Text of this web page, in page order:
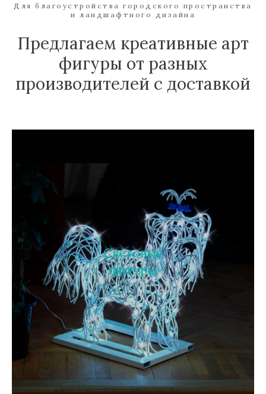
Для благоустройства городского пространства
и ландшафтного дизайна
Предлагаем креативные арт
фигуры от разных
производителей с доставкой
Световые
фигуры